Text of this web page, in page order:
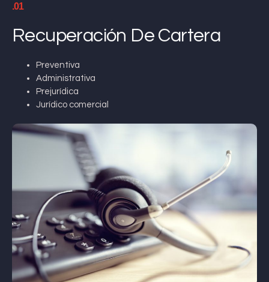
.01
Recuperación De Cartera
Preventiva
Administrativa
Prejurídica
Jurídico comercial